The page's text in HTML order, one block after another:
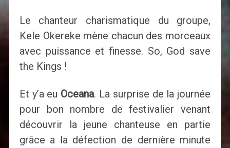
Le chanteur charismatique du groupe,
Kele Okereke mène chacun des morceaux
avec puissance et finesse. So, God save
the Kings !
Et y’a eu Oceana. La surprise de la journée
pour bon nombre de festivalier venant
découvrir la jeune chanteuse en partie
grâce a la défection de dernière minute